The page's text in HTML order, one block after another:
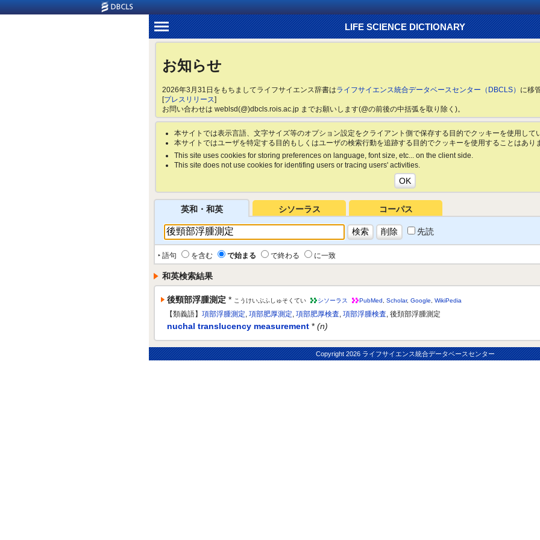
LIFE SCIENCE DICTIONARY
お知らせ
2026年3月31日をもちましてライフサイエンス辞書はライフサイエンス統合データベースセンター（DBCLS） に移
[プレスリリース]
お問い合わせは weblsd(@)dbcls.rois.ac.jp までお願いします(@の前後の中括弧を取り除く)。
本サイトでは表示言語、文字サイズ等のオプション設定をクライアント側で保存する目的でクッキーを使用して
本サイトではユーザを特定する目的もしくはユーザの検索行動を追跡する目的でクッキーを使用することはあり
This site uses cookies for storing preferences on language, font size, etc... on the client side.
This site does not use cookies for identifing users or tracing users' activities.
英和・和英 シソーラス コーパス
先読
‣ 語句 を含む で始まる で終わる
に一致
和英検索結果
後頸部浮腫測定 * こうけいぶふしゅそくてい シソーラス PubMed Scholar, Google WikiPedia
【類義語】 項部浮腫測定, 項部肥厚測定, 項部肥厚検査, 項部浮腫検査, 後頚部浮腫測定
nuchal translucency measurement * (n)
Copyright2026 ライフサイエンス統合データベースセンター